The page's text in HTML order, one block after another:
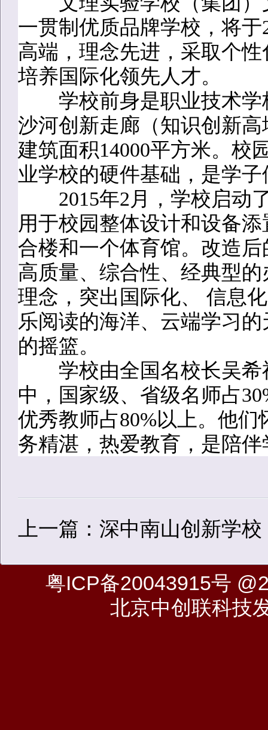
一贯制优质品牌学校，将
高端，理念先进，采取个
培养国际化领先人才。
学校前身是职业技术学
沙河创新走廊（知识创新
建筑面积14000平方米。校
业学校的硬件基础，是学
2015年2月，学校启动了
用于校园整体设计和设备
合楼和一个体育馆。改造
高质量、综合性、经典型
理念，突出国际化、 信息
乐阅读的海洋、云端学习
的摇篮。
学校由全国名校长吴希
中，国家级、省级名师占
优秀教师占80%以上。他
务精湛，热爱教育，是陪
上一篇：深中南山创新学校
粤ICP备20043915号
北京中创联科技